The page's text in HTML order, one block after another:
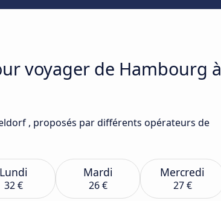
voyager de Hambourg à
, proposés par différents opérateurs de
Lundi
32 €
Mardi
26 €
Mercredi
27 €